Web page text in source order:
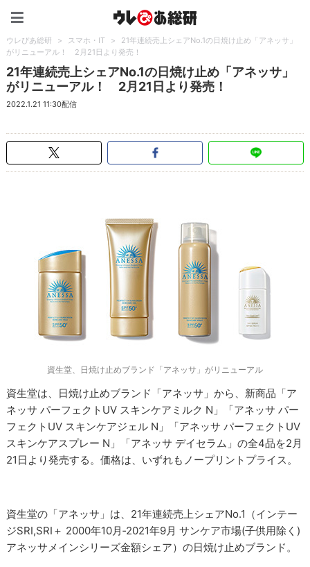
ウレぴあ総研 > スマホ・IT >
21年連続売上シェアNo.1の日焼け止め「アネッサ」
がリニューアル！ 2月21日より発売！
21年連続売上シェアNo.1の日焼け止め「アネッサ」
がリニューアル！ 2月21日より発売！
2022.1.21 11:30配信
資生堂、日焼け止めブランド「アネッサ」がリニューアル
資生堂は、日焼け止めブランド「アネッサ」から、新商品「ア
ネッサ パーフェクトUV スキンケアミルク N」「アネッサ パー
フェクトUV スキンケアジェル N」「アネッサ パーフェクトUV
スキンケアスプレー N」「アネッサ デイセラム」の全4品を2月
21日より発売する。価格は、いずれもノープリントプライス。
資生堂の「アネッサ」は、21年連続売上シェアNo.1（インテー
ジSRI,SRI＋ 2000年10月‐2021年9月 サンケア市場(子供用除く)
アネッサメインシリーズ金額シェア）の日焼け止めブランド。